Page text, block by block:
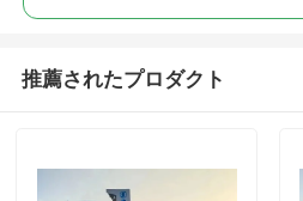
推薦されたプロダクト